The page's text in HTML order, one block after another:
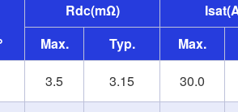
Rdc(mΩ)
Max.
Typ. Max.
3.5 3.15 30.0